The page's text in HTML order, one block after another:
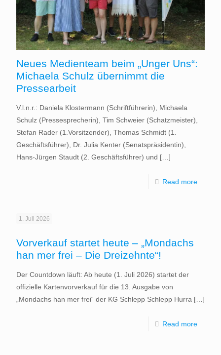
Neues Medienteam beim „Unger Uns“:
Michaela Schulz übernimmt die
Pressearbeit
V.l.n.r.: Daniela Klostermann (Schriftführerin), Michaela
Schulz (Pressesprecherin), Tim Schweier (Schatzmeister),
Stefan Rader (1.Vorsitzender), Thomas Schmidt (1.
Geschäftsführer), Dr. Julia Kenter (Senatspräsidentin),
Hans-Jürgen Staudt (2. Geschäftsführer) und […]
Read more
1. Juli 2026
Vorverkauf startet heute – „Mondachs
han mer frei – Die Dreizehnte“!
Der Countdown läuft: Ab heute (1. Juli 2026) startet der
offizielle Kartenvorverkauf für die 13. Ausgabe von
„Mondachs han mer frei“ der KG Schlepp Schlepp Hurra […]
Read more